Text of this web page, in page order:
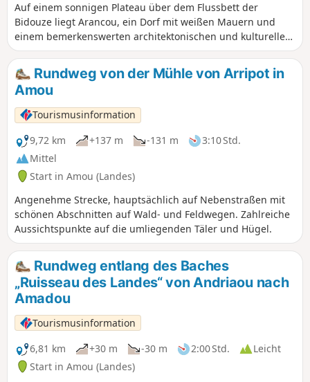
Auf einem sonnigen Plateau über dem Flussbett der
Bidouze liegt Arancou, ein Dorf mit weißen Mauern und
einem bemerkenswerten architektonischen und kulturellen
Erbe. Es ist eine historische Etappe auf einem der
Pilgerwege nach Santiago de Compostela, der Via
Turonensis. Arancou verdankt seinen Bekanntheitsgrad
einem Prioratskrankenhaus, das seit dem13. Jahrhundert
Pilger beherbergte. Es gibt auch einige Herrenhäuser, die
früher der Gastfreundschaft dienten und deren
architektonische Details man bewundern kann. Im Dorf
verdient auch die Kirche Notre-Dame aufgrund ihres Stils,
der einen länglichen romanischen Grundriss mit gotischen
Gewölben und Kapitellen verbindet, besondere
Aufmerksamkeit. Auf den Wanderwegen versprechen die
umliegenden Hügel viel frische Luft im Wald, wo man auf
schöne hundertjährige Eichen trifft, während das Tal der
Bidouze mit seiner Ruhe und der Kühle seiner Ufer lockt.
Rundweg von der Mühle von Arripot in
Amou
Tourismusinformation
9,72 km
+137 m -131 m
3:10 Std.
Mittel
Start in Amou (Landes)
Angenehme Strecke, hauptsächlich auf Nebenstraßen mit
schönen Abschnitten auf Wald- und Feldwegen. Zahlreiche
Aussichtspunkte auf die umliegenden Täler und Hügel.
Rundweg entlang des Baches
„Ruisseau des Landes“ von Andriaou nach
Amadou
Tourismusinformation
6,81 km
+30 m -30 m 2:00 Std.
Leicht
Start in Amou (Landes)